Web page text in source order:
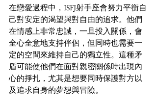
在戀愛過程中，ISFJ射手座會努力平衡自
己對安定的渴望與對自由的追求。他們
在情感上非常忠誠，一旦投入關係，會
全心全意地支持伴侶，但同時也需要一
定的空間來維持自己的獨立性。這種矛
盾可能使他們在面對親密關係時出現內
心的掙扎，尤其是想要同時保護對方以
及追求自身的夢想與冒險。